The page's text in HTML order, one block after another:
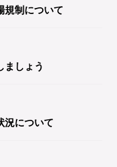
規制について
ましょう
況について